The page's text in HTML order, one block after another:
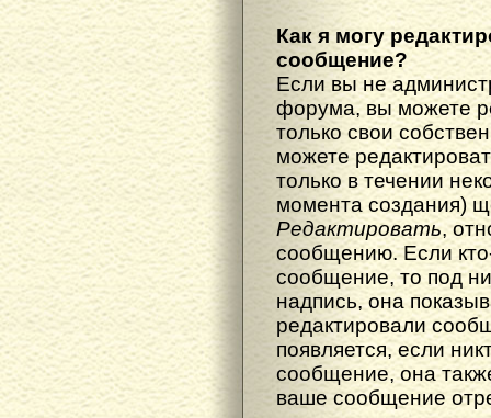
Как я могу
сообщение?
Если вы не
форума, вы можете
только свои
можете
только в течении
момента создания)
Редактировать,
сообщению. Если
сообщение, то под
надпись, она
редактировали
появляется, если
сообщение, она
ваше сообщение